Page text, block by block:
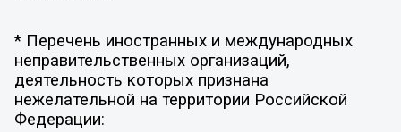
* Перечень иностранных и международных
неправительственных организаций,
деятельность которых признана
нежелательной на территории Российской
Федерации: